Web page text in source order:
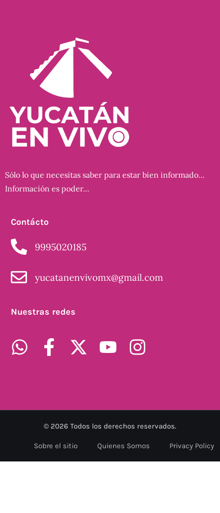
Sólo lo que necesitas saber para estar bien informado…
Información es poder…
Contácto
9995020185
yucatanenvivomx@gmail.com
Nuestras redes
© 2026 Todos los derechos reservados.
Sobre el sitio Quienes Somos Privacy Policy